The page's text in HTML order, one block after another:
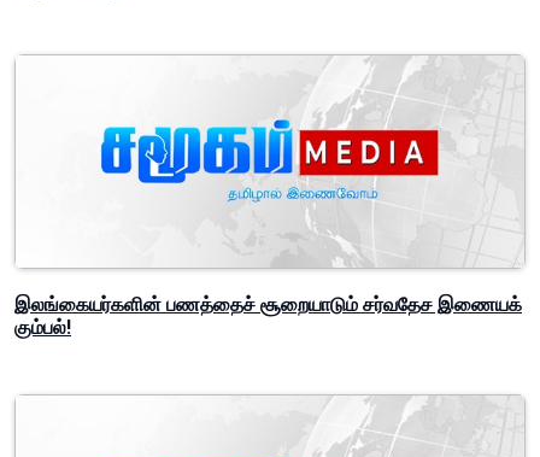
இலங்கையர்களின் பணத்தைச் சூறையாடும் சர்வதேச இணையக்
கும்பல்!